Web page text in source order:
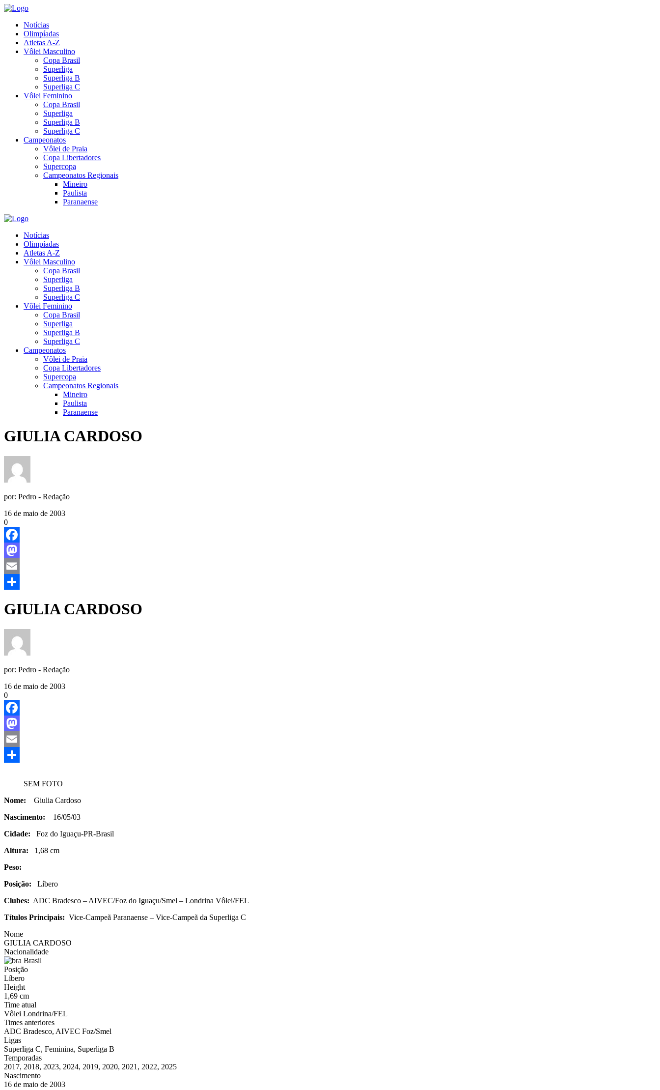
Notícias
Olimpíadas
Atletas A-Z
Vôlei Masculino
Copa Brasil
Superliga
Superliga B
Superliga C
Vôlei Feminino
Copa Brasil
Superliga
Superliga B
Superliga C
Campeonatos
Vôlei de Praia
Copa Libertadores
Supercopa
Campeonatos Regionais
Mineiro
Paulista
Paranaense
Notícias
Olimpíadas
Atletas A-Z
Vôlei Masculino
Copa Brasil
Superliga
Superliga B
Superliga C
Vôlei Feminino
Copa Brasil
Superliga
Superliga B
Superliga C
Campeonatos
Vôlei de Praia
Copa Libertadores
Supercopa
Campeonatos Regionais
Mineiro
Paulista
Paranaense
GIULIA CARDOSO
por: Pedro - Redação
16 de maio de 2003
0
Facebook
Mastodon
Email
GIULIA CARDOSO
por: Pedro - Redação
16 de maio de 2003
0
Facebook
Mastodon
Email
SEM FOTO
Nome: Giulia Cardoso
Nascimento: 16/05/03
Cidade: Foz do Iguaçu-PR-Brasil
Altura: 1,68 cm
Peso:
Posição: Líbero
Clubes: ADC Bradesco – AIVEC/Foz do Iguaçu/Smel – Londrina Vôlei/FEL
Títulos Principais: Vice-Campeã Paranaense – Vice-Campeã da Superliga C
Nome
GIULIA CARDOSO
Nacionalidade
Brasil
Posição
Líbero
Height
1,69 cm
Time atual
Vôlei Londrina/FEL
Times anteriores
ADC Bradesco, AIVEC Foz/Smel
Ligas
Superliga C, Feminina, Superliga B
Temporadas
2017, 2018, 2023, 2024, 2019, 2020, 2021, 2022, 2025
Nascimento
16 de maio de 2003